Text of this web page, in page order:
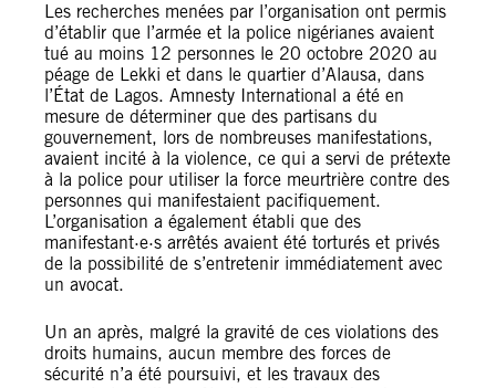
Les recherches menées par l’organisation ont permis
d’établir que l’armée et la police nigérianes avaient
tué au moins 12 personnes le 20 octobre 2020 au
péage de Lekki et dans le quartier d’Alausa, dans
l’État de Lagos. Amnesty International a été en
mesure de déterminer que des partisans du
gouvernement, lors de nombreuses manifestations,
avaient incité à la violence, ce qui a servi de prétexte
à la police pour utiliser la force meurtrière contre des
personnes qui manifestaient pacifiquement.
L’organisation a également établi que des
manifestant·e·s arrêtés avaient été torturés et privés
de la possibilité de s’entretenir immédiatement avec
un avocat.
Un an après, malgré la gravité de ces violations des
droits humains, aucun membre des forces de
sécurité n’a été poursuivi, et les travaux des